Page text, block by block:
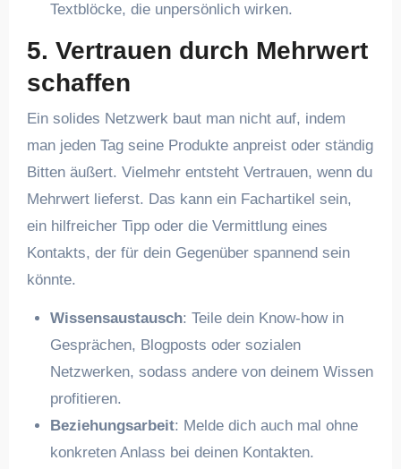
Textblöcke, die unpersönlich wirken.
5. Vertrauen durch Mehrwert
schaffen
Ein solides Netzwerk baut man nicht auf, indem
man jeden Tag seine Produkte anpreist oder ständig
Bitten äußert. Vielmehr entsteht Vertrauen, wenn du
Mehrwert lieferst. Das kann ein Fachartikel sein,
ein hilfreicher Tipp oder die Vermittlung eines
Kontakts, der für dein Gegenüber spannend sein
könnte.
Wissensaustausch: Teile dein Know-how in
Gesprächen, Blogposts oder sozialen
Netzwerken, sodass andere von deinem Wissen
profitieren.
Beziehungsarbeit: Melde dich auch mal ohne
konkreten Anlass bei deinen Kontakten.